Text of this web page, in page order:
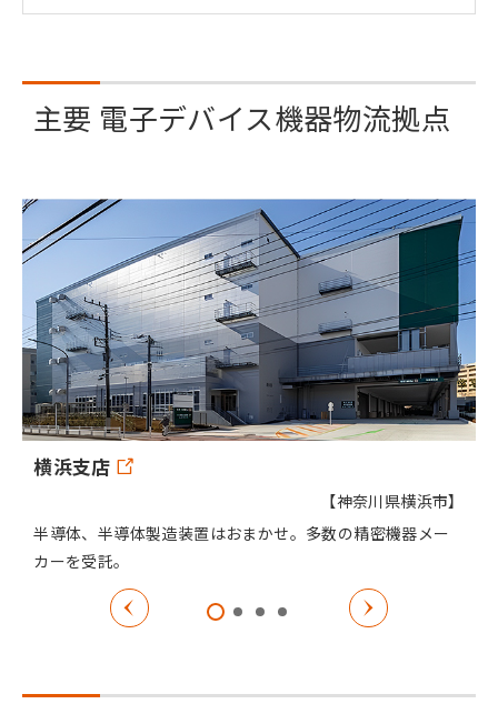
主要 電子デバイス機器物流拠点
横浜支店
【神奈川県横浜市】
半導体、半導体製造装置はおまかせ。多数の精密機器メー
カーを受託。